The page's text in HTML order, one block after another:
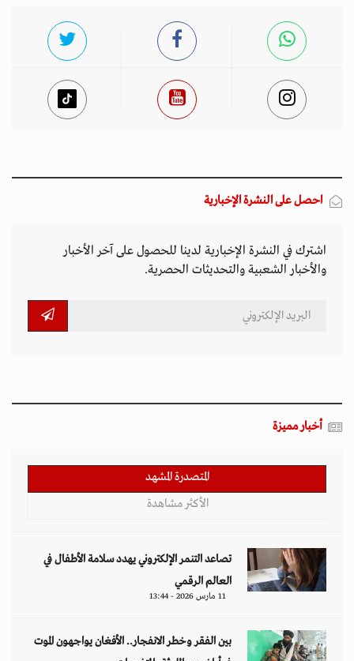
احصل على النشرة الإخبارية
اشترك في النشرة الإخبارية لدينا للحصول على آخر الأخبار
والأخبار الشعبية والتحديثات الحصرية.
أخبار مميزة
المتصدرة المشهد
الأكثر مشاهدة
تصاعد التنمر الإلكتروني يهدد سلامة الأطفال في
العالم الرقمي
11 مارس 2026 - 13:44
بين الفقر وخطر الانفجار.. الأفغان يواجهون الموت